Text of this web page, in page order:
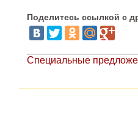
Поделитесь ссылкой с
Специальные